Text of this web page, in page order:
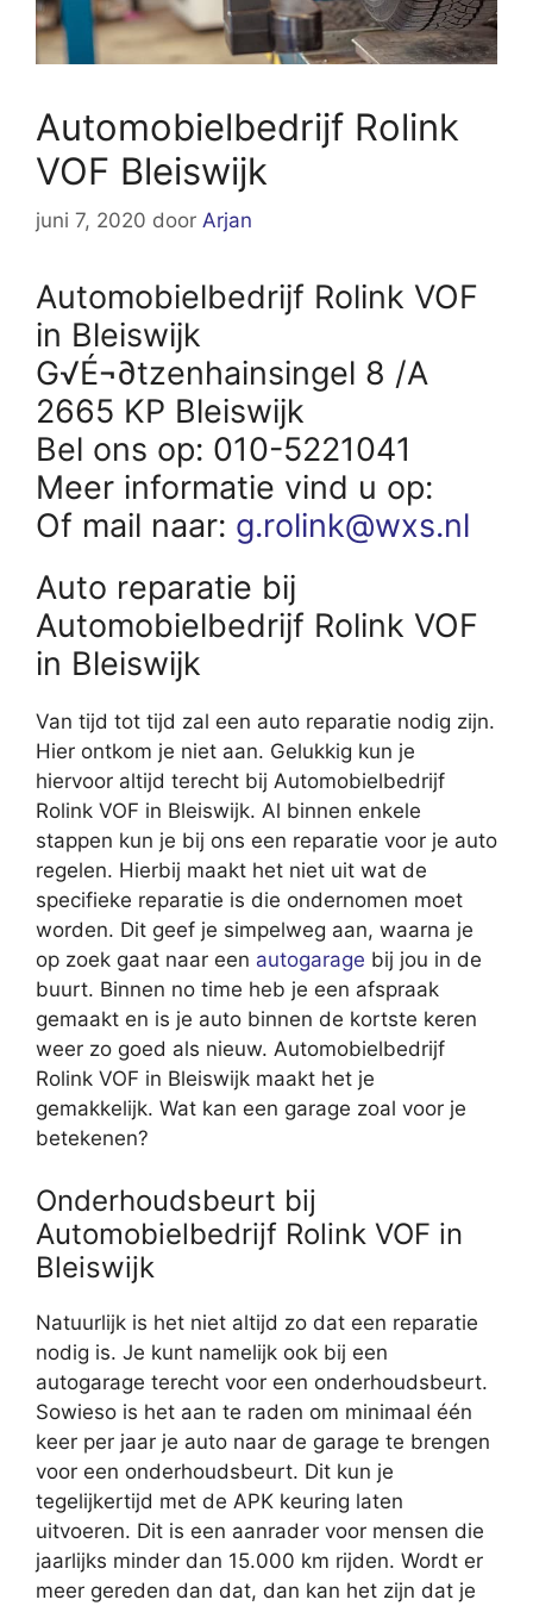
Automobielbedrijf Rolink
VOF Bleiswijk
juni 7, 2020 door Arjan
Automobielbedrijf Rolink VOF
in Bleiswijk
G√É¬∂tzenhainsingel 8 /A
2665 KP Bleiswijk
Bel ons op: 010-5221041
Meer informatie vind u op:
Of mail naar: g.rolink@wxs.nl
Auto reparatie bij
Automobielbedrijf Rolink VOF
in Bleiswijk
Van tijd tot tijd zal een auto reparatie nodig zijn.
Hier ontkom je niet aan. Gelukkig kun je
hiervoor altijd terecht bij Automobielbedrijf
Rolink VOF in Bleiswijk. Al binnen enkele
stappen kun je bij ons een reparatie voor je auto
regelen. Hierbij maakt het niet uit wat de
specifieke reparatie is die ondernomen moet
worden. Dit geef je simpelweg aan, waarna je
op zoek gaat naar een autogarage bij jou in de
buurt. Binnen no time heb je een afspraak
gemaakt en is je auto binnen de kortste keren
weer zo goed als nieuw. Automobielbedrijf
Rolink VOF in Bleiswijk maakt het je
gemakkelijk. Wat kan een garage zoal voor je
betekenen?
Onderhoudsbeurt bij
Automobielbedrijf Rolink VOF in
Bleiswijk
Natuurlijk is het niet altijd zo dat een reparatie
nodig is. Je kunt namelijk ook bij een
autogarage terecht voor een onderhoudsbeurt.
Sowieso is het aan te raden om minimaal één
keer per jaar je auto naar de garage te brengen
voor een onderhoudsbeurt. Dit kun je
tegelijkertijd met de APK keuring laten
uitvoeren. Dit is een aanrader voor mensen die
jaarlijks minder dan 15.000 km rijden. Wordt er
meer gereden dan dat, dan kan het zijn dat je